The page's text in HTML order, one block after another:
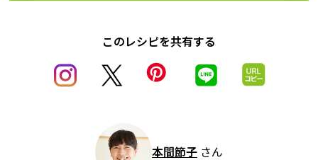
このレシピを共有する
本間節子 さん